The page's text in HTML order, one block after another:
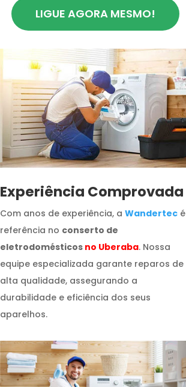
LIGUE AGORA MESMO!
​Experiência Comprovada
Com anos de experiência, a Wandertecé
referência no conserto de
eletrodomésticos no Uberaba. Nossa
equipe especializada garante reparos de
alta qualidade, assegurando a
durabilidade e eficiência dos seus
aparelhos.